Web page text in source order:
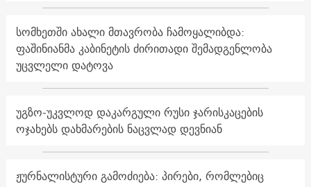
სომხეთში ახალი მთავრობა ჩამოყალიბდა:
ფაშინიანმა კაბინეტის ძირითადი შემადგენლობა
უცვლელი დატოვა
უგზო-უკვლოდ დაკარგული რუსი ჯარისკაცების
ოჯახებს დახმარების ნაცვლად დევნიან
ჟურნალისტური გამოძიება: პირები, რომლებიც